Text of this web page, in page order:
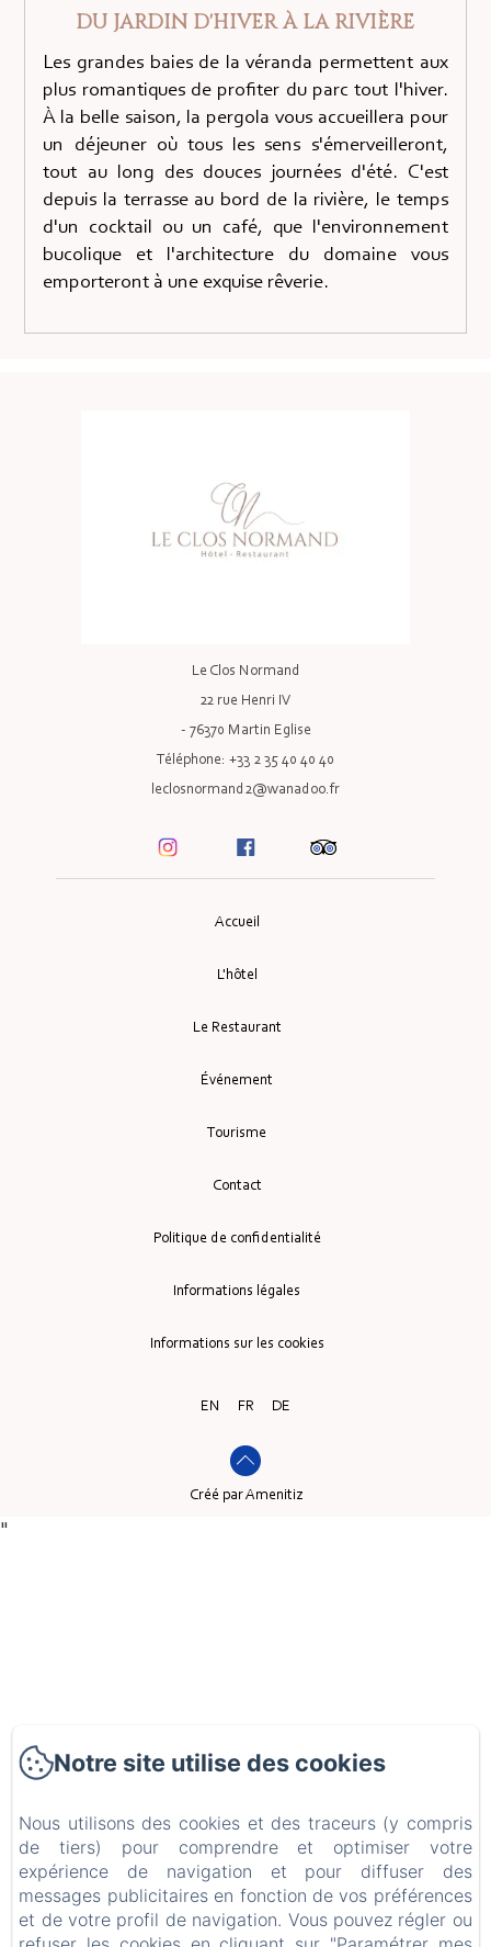
DU JARDIN D'HIVER À LA RIVIÈRE
Les grandes baies de la véranda permettent aux
plus romantiques de profiter du parc tout l'hiver.
À la belle saison, la pergola vous accueillera pour
un déjeuner où tous les sens s'émerveilleront,
tout au long des douces journées d'été. C'est
depuis la terrasse au bord de la rivière, le temps
d'un cocktail ou un café, que l'environnement
bucolique et l'architecture du domaine vous
emporteront à une exquise rêverie.
Le Clos Normand
22 rue Henri IV
- 76370 Martin Eglise
Téléphone: +33 2 35 40 40 40
leclosnormand2@wanadoo.fr
Accueil
L'hôtel
Le Restaurant
Événement
Tourisme
Contact
Politique de confidentialité
Informations légales
Informations sur les cookies
EN FR DE
Créé par Amenitiz
"
Notre site utilise des cookies
Nous utilisons des cookies et des traceurs (y compris
de tiers) pour comprendre et optimiser votre
expérience de navigation et pour diffuser des
messages publicitaires en fonction de vos préférences
et de votre profil de navigation. Vous pouvez régler ou